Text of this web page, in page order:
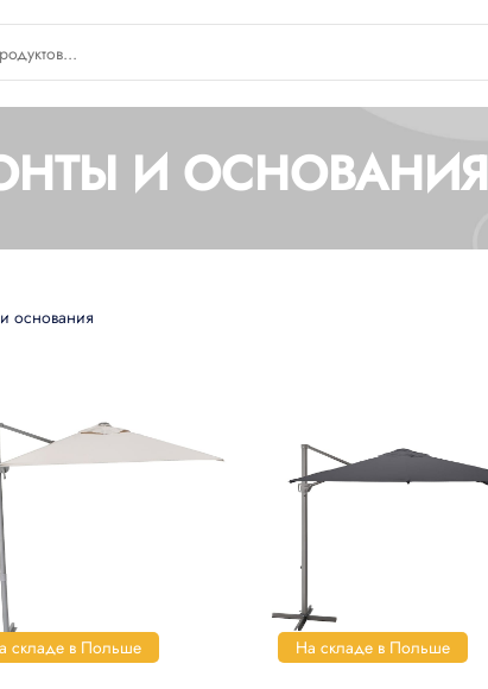
И ОСНОВАНИЯ
основания
складе в Польше На складе в Польше